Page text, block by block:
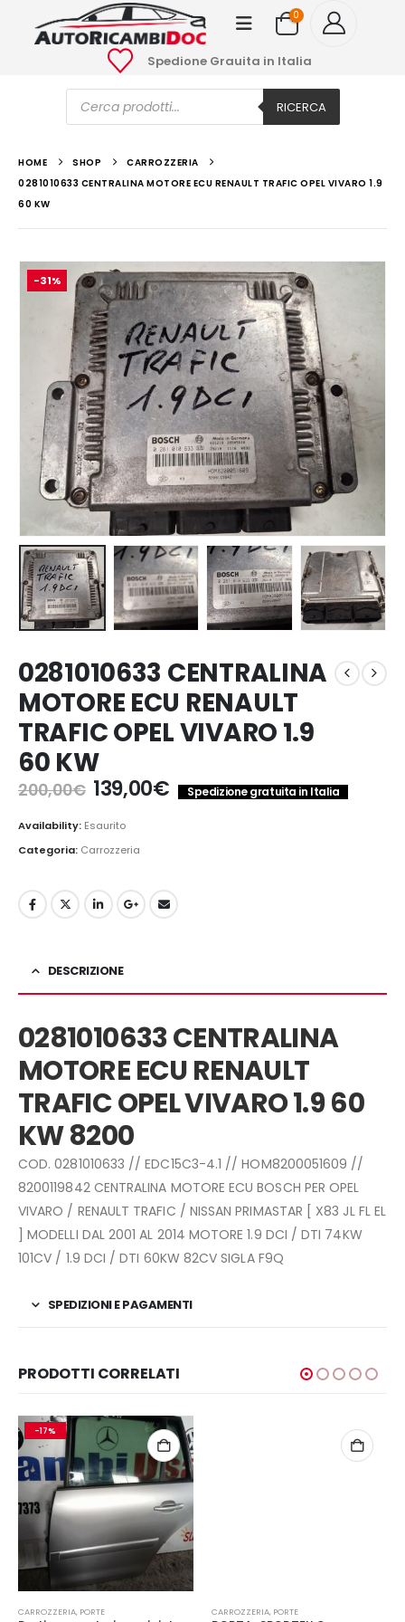
0
Spedione Grauita in Italia
Ricerca
prodotti RICERCA
HOME SHOP
CARROZZERIA
0281010633 CENTRALINA MOTORE ECU RENAULT TRAFIC OPEL VIVARO 1.9
60 KW
-31%
0281010633 CENTRALINA
MOTORE ECU RENAULT
TRAFIC OPEL VIVARO 1.9
60 KW
200,00€ Il
prezzo
originale
era:
139,00€Il
prezzo
Spedizione gratuita in Italia
Availability: Esaurito
Categoria: Carrozzeria
DESCRIZIONE
0281010633 CENTRALINA
MOTORE ECU RENAULT
TRAFIC OPEL VIVARO 1.9 60
KW 8200
COD. 0281010633 // EDC15C3-4.1 // HOM8200051609 //
8200119842 CENTRALINA MOTORE ECU BOSCH PER OPEL
VIVARO / RENAULT TRAFIC / NISSAN PRIMASTAR [ X83 JL FL EL
] MODELLI DAL 2001 AL 2014 MOTORE 1.9 DCI / DTI 74KW
101CV / 1.9 DCI / DTI 60KW 82CV SIGLA F9Q
SPEDIZIONI E PAGAMENTI
PRODOTTI CORRELATI
-17%
CARROZZERIA, PORTE CARROZZERIA, PORTE